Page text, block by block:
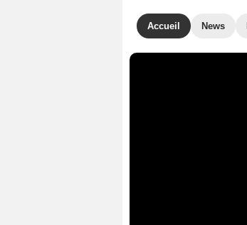
Accueil News